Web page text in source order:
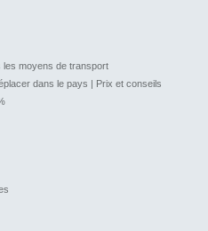
moyens de transport
dans le pays | Prix et conseils